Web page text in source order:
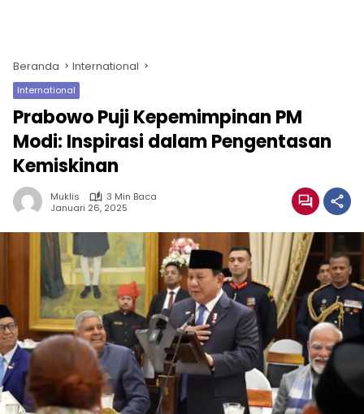
Beranda International
International
Prabowo Puji Kepemimpinan PM
Modi: Inspirasi dalam Pengentasan
Kemiskinan
Muklis
3 Min Baca
Januari 26, 2025